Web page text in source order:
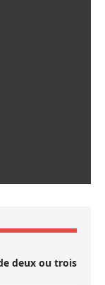
deux ou trois